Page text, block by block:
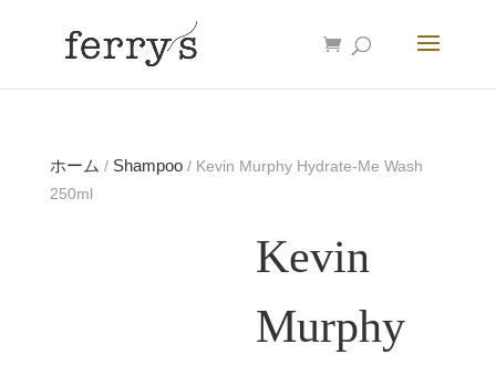
ホーム / Shampoo/ Kevin Murphy Hydrate-Me Wash
250ml
Kevin
Murphy